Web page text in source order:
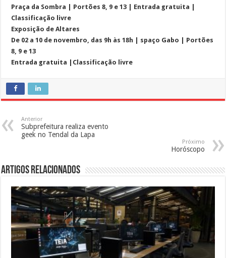
Praça da Sombra | Portões 8, 9 e 13 | Entrada gratuita |
Classificação livre
Exposição de Altares
De 02 a 10 de novembro, das 9h às 18h | spaço Gabo | Portões
8, 9 e 13
Entrada gratuita |Classificação livre
Anterior
Subprefeitura realiza evento
geek no Tendal da Lapa
Próximo
Horóscopo
Artigos Relacionados